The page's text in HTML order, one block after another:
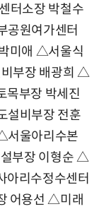
터소장 박철수
원여가센터
미애 △서울식
부장 배광희 △
목부장 박세진
비부장 전훈
서울아리수본
부장 이형순 △
리수정수센터
어용선 △미래